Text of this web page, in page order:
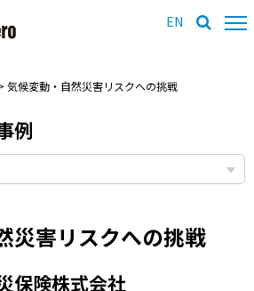
EN
気候変動・自然災害リスクへの挑戦
例
災害リスクへの挑戦
保険株式会社